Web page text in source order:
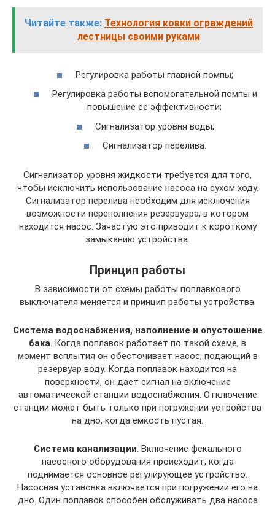
Читайте также: Технология ковки ограждений
лестницы своими руками
Регулировка работы главной помпы;
Регулировка работы вспомогательной помпы и
повышение ее эффективности;
Сигнализатор уровня воды;
Сигнализатор перелива.
Сигнализатор уровня жидкости требуется для того,
чтобы исключить использование насоса на сухом ходу.
Сигнализатор перелива необходим для исключения
возможности переполнения резервуара, в котором
находится насос. Зачастую это приводит к короткому
замыканию устройства.
Принцип работы
В зависимости от схемы работы поплавкового
выключателя меняется и принцип работы устройства.
Система водоснабжения, наполнение и опустошение
бака. Когда поплавок работает по такой схеме, в
момент всплытия он обесточивает насос, подающий в
резервуар воду. Когда поплавок находится на
поверхности, он дает сигнал на включение
автоматической станции водоснабжения. Отключение
станции может быть только при погружении устройства
на дно, когда емкость пустая.
Система канализации. Включение фекального
насосного оборудования происходит, когда
поднимается основное регулирующее устройство.
Насосная установка включается при погружении его на
дно. Один поплавок способен обслуживать два насоса